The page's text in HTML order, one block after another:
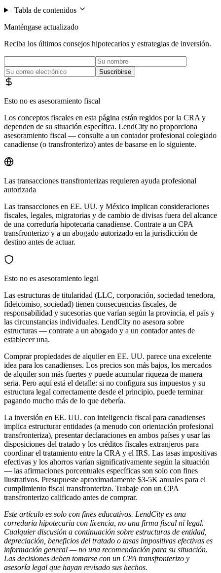
Tabla de contenidos
Manténgase actualizado
Reciba los últimos consejos hipotecarios y estrategias de inversión.
Suscribirse
Esto no es asesoramiento fiscal
Los conceptos fiscales en esta página están regidos por la CRA y
dependen de su situación específica. LendCity no proporciona
asesoramiento fiscal — consulte a un contador profesional colegiado
canadiense (o transfronterizo) antes de basarse en lo siguiente.
Las transacciones transfronterizas requieren ayuda profesional
autorizada
Las transacciones en EE. UU. y México implican consideraciones
fiscales, legales, migratorias y de cambio de divisas fuera del alcance
de una correduría hipotecaria canadiense. Contrate a un CPA
transfronterizo y a un abogado autorizado en la jurisdicción de
destino antes de actuar.
Esto no es asesoramiento legal
Las estructuras de titularidad (LLC, corporación, sociedad tenedora,
fideicomiso, sociedad) tienen consecuencias fiscales, de
responsabilidad y sucesorias que varían según la provincia, el país y
las circunstancias individuales. LendCity no asesora sobre
estructuras — contrate a un abogado y a un contador antes de
establecer una.
Comprar propiedades de alquiler en EE. UU. parece una excelente
idea para los canadienses. Los precios son más bajos, los mercados
de alquiler son más fuertes y puede acumular riqueza de manera
seria. Pero aquí está el detalle: si no configura sus impuestos y su
estructura legal correctamente desde el principio, puede terminar
pagando mucho más de lo que debería.
La inversión en EE. UU. con inteligencia fiscal para canadienses
implica estructurar entidades (a menudo con orientación profesional
transfronteriza), presentar declaraciones en ambos países y usar las
disposiciones del tratado y los créditos fiscales extranjeros para
coordinar el tratamiento entre la CRA y el IRS. Las tasas impositivas
efectivas y los ahorros varían significativamente según la situación
— las afirmaciones porcentuales específicas son solo con fines
ilustrativos. Presupueste aproximadamente $3-5K anuales para el
cumplimiento fiscal transfronterizo. Trabaje con un CPA
transfronterizo calificado antes de comprar.
Este artículo es solo con fines educativos. LendCity es una
correduría hipotecaria con licencia, no una firma fiscal ni legal.
Cualquier discusión a continuación sobre estructuras de entidad,
depreciación, beneficios del tratado o tasas impositivas efectivas es
información general — no una recomendación para su situación.
Las decisiones deben tomarse con un CPA transfronterizo y
asesoría legal que hayan revisado sus hechos.